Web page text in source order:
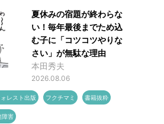
夏休みの宿題が終わらな
い！毎年最後までため込
む子に「コツコツやりな
さい」が無駄な理由
本田秀夫
2026.08.06
ォレスト出版 フクチマミ 書籍抜粋
障害